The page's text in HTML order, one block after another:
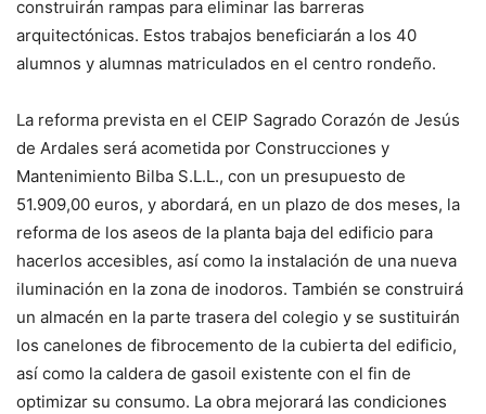
construirán rampas para eliminar las barreras
arquitectónicas. Estos trabajos beneficiarán a los 40
alumnos y alumnas matriculados en el centro rondeño.
La reforma prevista en el CEIP Sagrado Corazón de Jesús
de Ardales será acometida por Construcciones y
Mantenimiento Bilba S.L.L., con un presupuesto de
51.909,00 euros, y abordará, en un plazo de dos meses, la
reforma de los aseos de la planta baja del edificio para
hacerlos accesibles, así como la instalación de una nueva
iluminación en la zona de inodoros. También se construirá
un almacén en la parte trasera del colegio y se sustituirán
los canelones de fibrocemento de la cubierta del edificio,
así como la caldera de gasoil existente con el fin de
optimizar su consumo. La obra mejorará las condiciones